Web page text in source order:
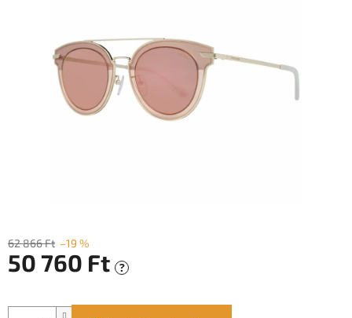
62 866 Ft –19 %
50 760 Ft ?